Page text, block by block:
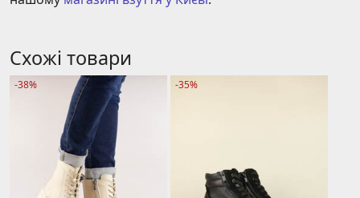
Схожі товари
-38% -35%